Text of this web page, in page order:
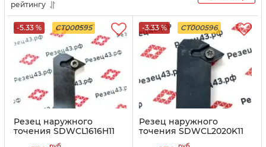
рейтингу
-5.33 % CT000595
Резец наружного
точения SDWCL1616H11
-3.33 % CT000596
Резец наружного
точения SDWCL2020K11